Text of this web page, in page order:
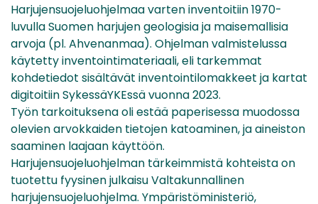
Harjujensuojeluohjelmaa varten inventoitiin 1970-
luvulla Suomen harjujen geologisia ja maisemallisia
arvoja (pl. Ahvenanmaa). Ohjelman valmistelussa
käytetty inventointimateriaali, eli tarkemmat
kohdetiedot sisältävät inventointilomakkeet ja kartat
digitoitiin SykessäYKEssä vuonna 2023.
Työn tarkoituksena oli estää paperisessa muodossa
olevien arvokkaiden tietojen katoaminen, ja aineiston
saaminen laajaan käyttöön.
Harjujensuojeluohjelman tärkeimmistä kohteista on
tuotettu fyysinen julkaisu Valtakunnallinen
harjujensuojeluohjelma. Ympäristöministeriö,